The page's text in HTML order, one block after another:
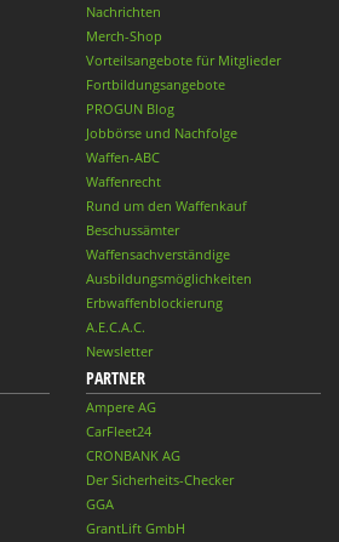
Nachrichten
Merch-Shop
Vorteilsangebote für Mitglieder
Fortbildungsangebote
PROGUN Blog
Jobbörse und Nachfolge
Waffen-ABC
Waffenrecht
Rund um den Waffenkauf
Beschussämter
Waffensachverständige
Ausbildungsmöglichkeiten
Erbwaffenblockierung
A.E.C.A.C.
Newsletter
PARTNER
Ampere AG
CarFleet24
CRONBANK AG
Der Sicherheits-Checker
GGA
GrantLift GmbH